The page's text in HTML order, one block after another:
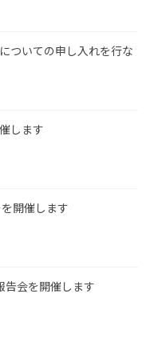
ついての申し入れを行な
します
開催します
会を開催します